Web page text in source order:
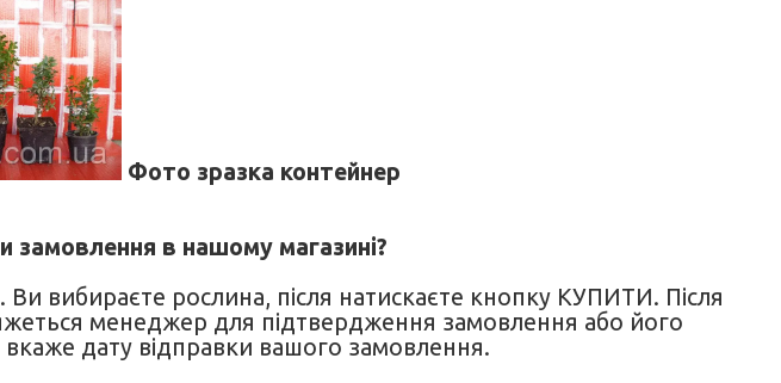
Фото зразка контейнер
замовлення в нашому магазині?
вибираєте рослина, після натискаєте кнопку КУПИТИ. Після
менеджер для підтвердження замовлення або його
дату відправки вашого замовлення.